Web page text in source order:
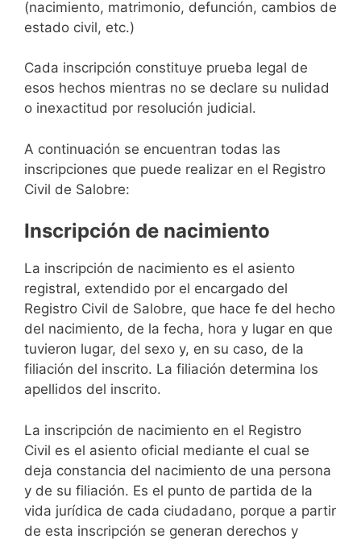
(nacimiento, matrimonio, defunción, cambios de
estado civil, etc.)
Cada inscripción constituye prueba legal de
esos hechos mientras no se declare su nulidad
o inexactitud por resolución judicial.
A continuación se encuentran todas las
inscripciones que puede realizar en el Registro
Civil de Salobre:
Inscripción de nacimiento
La inscripción de nacimiento es el asiento
registral, extendido por el encargado del
Registro Civil de Salobre, que hace fe del hecho
del nacimiento, de la fecha, hora y lugar en que
tuvieron lugar, del sexo y, en su caso, de la
filiación del inscrito. La filiación determina los
apellidos del inscrito.
La inscripción de nacimiento en el Registro
Civil es el asiento oficial mediante el cual se
deja constancia del nacimiento de una persona
y de su filiación. Es el punto de partida de la
vida jurídica de cada ciudadano, porque a partir
de esta inscripción se generan derechos y